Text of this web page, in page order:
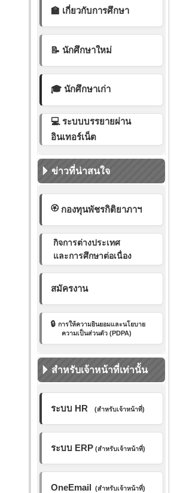
🏫 เกี่ยวกับการศึกษา
📝 นักศึกษาใหม่
🎓 นักศึกษาเก่า
💻 ระบบบรรยายผ่าน
อินเทอร์เน็ต
ข่าวที่น่าสนใจ
🏵️ กองทุนพัชรกิติยาภาฯ
กิจการต่างประเทศ
และการศึกษาต่อเนื่อง
สมัครงาน
🔒 การให้ความยินยอมและนโยบาย
ความเป็นส่วนตัว (PDPA)
สำหรับเจ้าหน้าที่เท่านั้น
ระบบ HR (สำหรับเจ้าหน้าที่)
ระบบ ERP (สำหรับเจ้าหน้าที่)
OneEmail (สำหรับเจ้าหน้าที่)